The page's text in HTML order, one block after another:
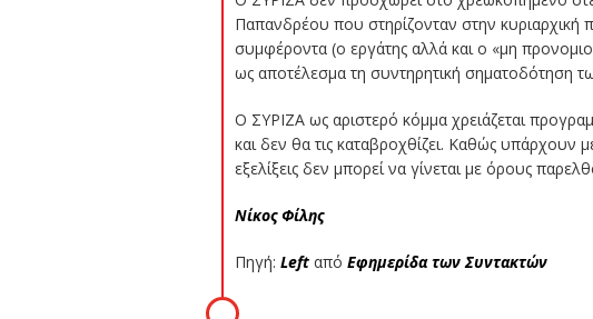
Παπανδρέου που στηρίζονταν στην
συμφέροντα (ο εργάτης αλλά και ο «μη
ως αποτέλεσμα τη συντηρητική σηματοδότηση
Ο ΣΥΡΙΖΑ ως αριστερό κόμμα χρειάζεται
και δεν θα τις καταβροχθίζει. Καθώς υπάρχουν
εξελίξεις δεν μπορεί να γίνεται με όρους
Νίκος Φίλης
Πηγή: Leftαπό Εφημερίδα των Συντακτών